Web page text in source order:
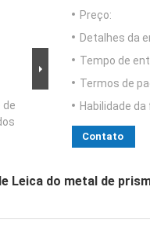
de
Preço:
Detalhes da
Tempo de
Termos de
Habilidade
Contato
Leica do metal de